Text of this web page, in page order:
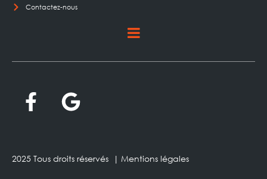
Contactez-nous
2025 Tous droits réservés | Mentions légales